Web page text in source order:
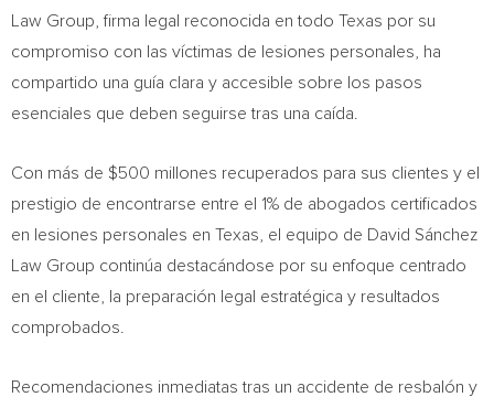
Law Group, firma legal reconocida en todo Texas por su
compromiso con las víctimas de lesiones personales, ha
compartido una guía clara y accesible sobre los pasos
esenciales que deben seguirse tras una caída.
Con más de $500 millones recuperados para sus clientes y el
prestigio de encontrarse entre el 1% de abogados certificados
en lesiones personales en Texas, el equipo de David Sánchez
Law Group continúa destacándose por su enfoque centrado
en el cliente, la preparación legal estratégica y resultados
comprobados.
Recomendaciones inmediatas tras un accidente de resbalón y